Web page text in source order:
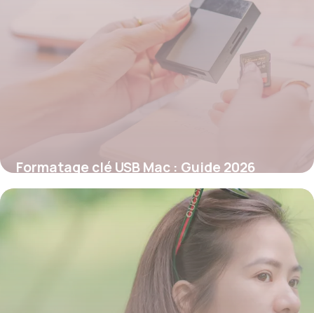
Formatage clé USB Mac : Guide 2026
26 mai 2026